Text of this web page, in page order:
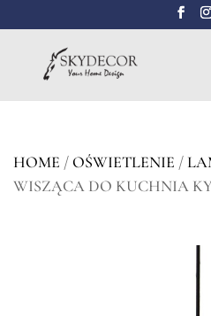
HOME /OŚWIETLENIE /
WISZĄCA DO KUCHNIA